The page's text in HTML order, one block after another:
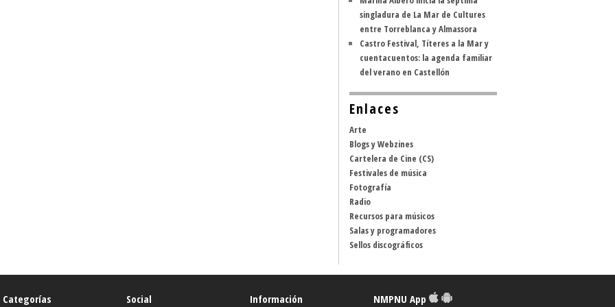
singladura de La Mar de Cultures
entre Torreblanca y Almassora
Castro Festival, Títeres a la Mar y
cuentacuentos: la agenda familiar
del verano en Castellón
Enlaces
Arte
Blogs y Webzines
Cartelera de Cine (CS)
Festivales de música
Fotografía
Radio
Recursos para músicos
Salas y programadores
Sellos discográficos
Categorías Social Información NMPNU App